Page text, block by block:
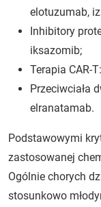
elotuzumab,
Inhibitory
iksazomib;
Terapia CAR-
Przeciwciała
elranatamab.
Podstawowymi
zastosowanej
Ogólnie chorych
stosunkowo